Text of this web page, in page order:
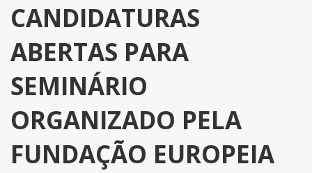
CANDIDATURAS
ABERTAS PARA
SEMINÁRIO
ORGANIZADO PELA
FUNDAÇÃO EUROPEIA